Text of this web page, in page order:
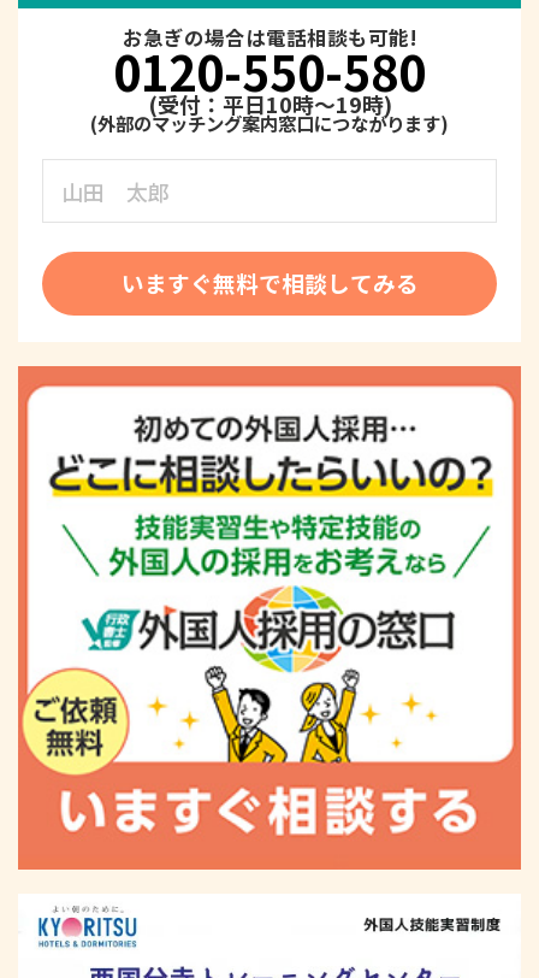
お急ぎの場合は電話相談も可能!
0120-550-580
(受付：平日10時～19時)
いますぐ無料で相談してみる